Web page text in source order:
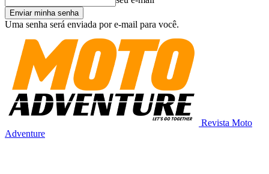
Uma senha será enviada por e-mail para você.
Revista Moto
Adventure